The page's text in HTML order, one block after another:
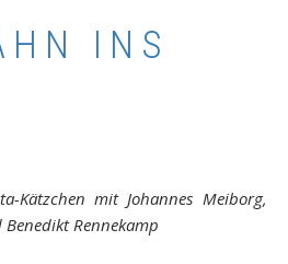
INS
Kätzchen mit Johannes Meiborg,
Rennekamp